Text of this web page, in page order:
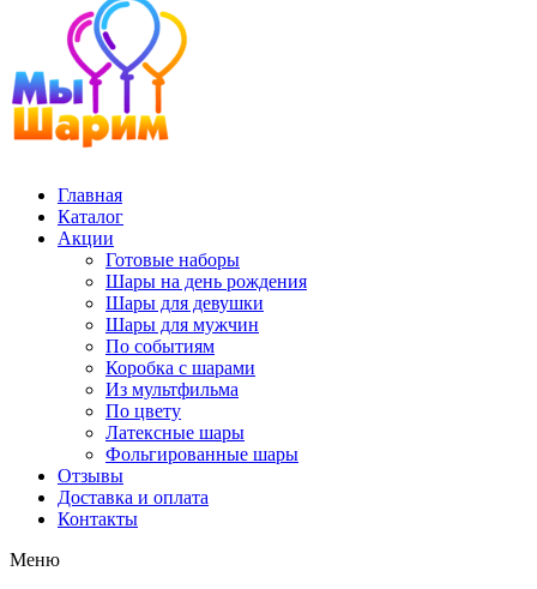
Главная
Каталог
Акции
Готовые наборы
Шары на день рождения
Шары для девушки
Шары для мужчин
По событиям
Коробка с шарами
Из мультфильма
По цвету
Латексные шары
Фольгированные шары
Отзывы
Доставка и оплата
Контакты
Меню